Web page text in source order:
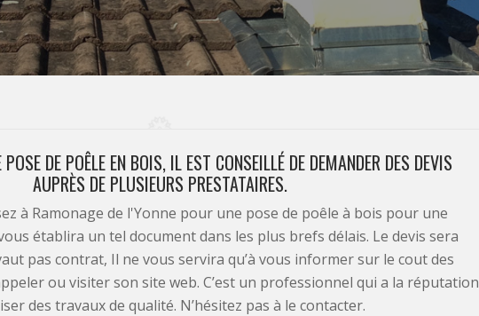
DE POÊLE EN BOIS, IL EST CONSEILLÉ DE DEMANDER DES DEVIS
AUPRÈS DE PLUSIEURS PRESTATAIRES.
à Ramonage de l'Yonne pour une pose de poêle à bois pour une
établira un tel document dans les plus brefs délais. Le devis sera
pas contrat, Il ne vous servira qu’à vous informer sur le cout des
ou visiter son site web. C’est un professionnel qui a la réputation
des travaux de qualité. N’hésitez pas à le contacter.